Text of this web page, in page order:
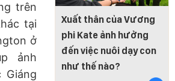
Xuất thân của Vương
phi Kate ảnh hưởng
đến việc nuôi dạy con
như thế nào?
trên
tại
ở
ảnh
Giáng